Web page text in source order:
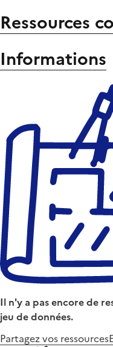
Ressources
Informations
Il n'y a pas encore de
jeu de données.
Partagez vos ressources